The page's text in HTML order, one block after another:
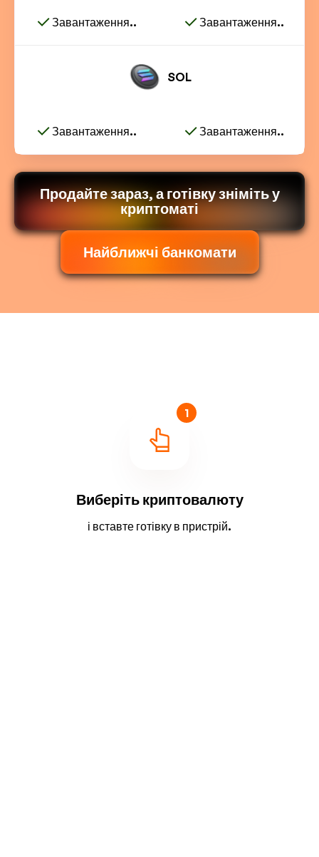
Завантаження.. Завантаження..
SOL
Завантаження.. Завантаження..
Продайте зараз, а готівку зніміть у
криптоматі
Найближчі банкомати
1
Виберіть криптовалюту
і вставте готівку в пристрій.